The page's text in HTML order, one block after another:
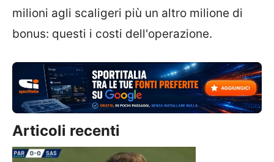
milioni agli scaligeri più un altro milione di
bonus: questi i costi dell'operazione.
Articoli recenti